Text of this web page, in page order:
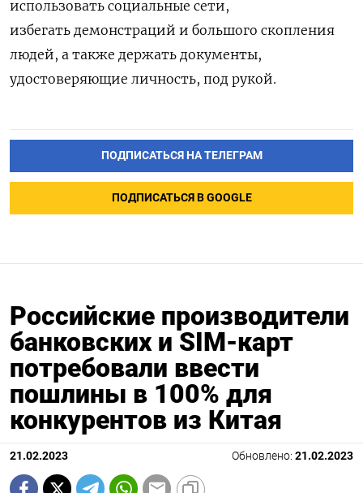
использовать социальные сети,
избегать демонстраций и большого скопления
людей, а также держать документы,
удостоверяющие личность, под рукой.
ПОДПИСАТЬСЯ НА ТЕЛЕГРАМ
ПОДПИСАТЬСЯ В GOOGLE
Российские производители
банковских и SIM-карт
потребовали ввести
пошлины в 100% для
конкурентов из Китая
21.02.2023 Обновлено: 21.02.2023